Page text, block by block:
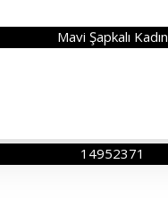
Mavi Şapkalı Kadın
14952371